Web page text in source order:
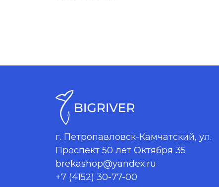
г. Петропавловск-Камчатский, ул.
Проспект 50 лет Октября 35
brekashop@yandex.ru
+7 (4152) 30-77-00